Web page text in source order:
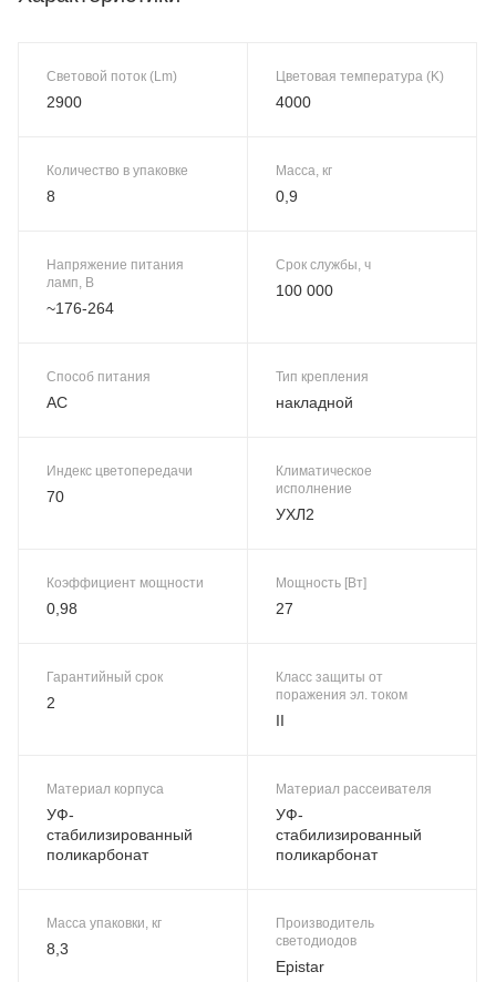
Световой поток (Lm)
2900
Цветовая температура (K)
4000
Количество в упаковке
8
Масса, кг
0,9
Напряжение питания
ламп, В
~176-264
Срок службы, ч
100 000
Способ питания
AC
Тип крепления
накладной
Индекс цветопередачи
70
Климатическое
исполнение
УХЛ2
Коэффициент мощности
0,98
Мощность [Вт]
27
Гарантийный срок
2
Класс защиты от
поражения эл. током
II
Материал корпуса
УФ-
стабилизированный
поликарбонат
Материал рассеивателя
УФ-
стабилизированный
поликарбонат
Масса упаковки, кг
8,3
Производитель
светодиодов
Epistar